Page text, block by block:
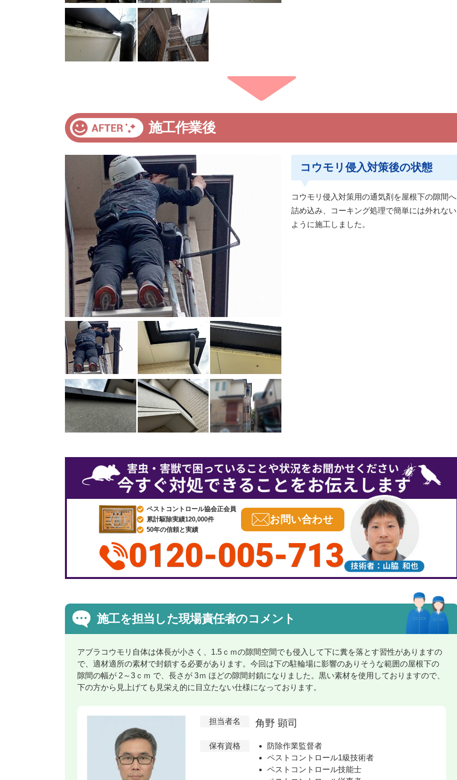
施工作業後
コウモリ侵入対策後の状態
コウモリ侵入対策用の通気剤を屋根下の隙間へ
詰め込み、コーキング処理で簡単には外れない
ように施工しました。
ペストコントロール協会正会員
累計駆除実績120,000件
50年の信頼と実績
お問い合わせ
0120-005-713
施工を担当した現場責任者のコメント
アブラコウモリ自体は体長が小さく、1.5ｃｍの隙間空間でも侵入して下に糞を落とす習性がありますの
で、適材適所の素材で封鎖する必要があります。今回は下の駐輪場に影響のありそうな範囲の屋根下の
隙間の幅が 2～3ｃｍ で、長さが 3ｍ ほどの隙間封鎖になりました。黒い素材を使用しておりますので、
下の方から見上げても見栄え的に目立たない仕様になっております。
担当者名 角野 顕司
保有資格
防除作業監督者
ペストコントロール1級技術者
ペストコントロール技能士